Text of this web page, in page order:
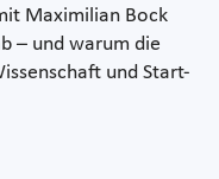
Maximilian Bock
– und warum die
und Start-